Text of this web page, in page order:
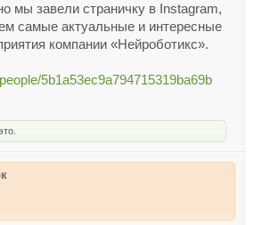
мы завели страничку в Instagram,
самые актуальные и интересные
компании «Нейроботикс».
5b1a53ec9a794715319ba69b